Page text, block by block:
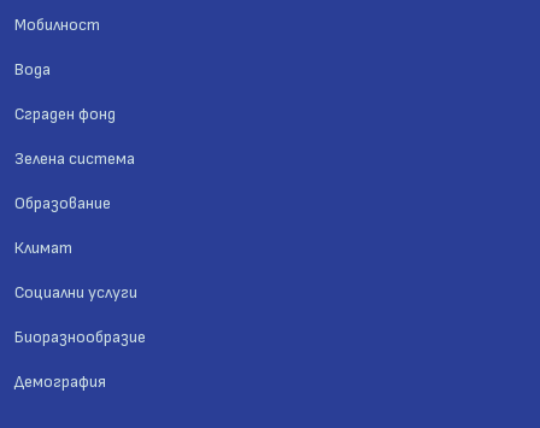
Мобилност
Вода
Сграден фонд
Зелена система
Образование
Климат
Социални услуги
Биоразнообразие
Демография